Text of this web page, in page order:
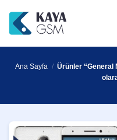
atla
Ana Sayfa / Ürünler “General